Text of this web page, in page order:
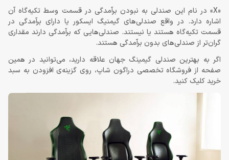
«X» در نام این صندلی به نبودن برآمدگی در قسمت وسط تکیه‌گاه آن
اشاره دارد. در واقع صندلی‌های گیمنیگ ایسکور یا دارای برآمدگی در
قسمت تکیه‌گاه هستند یا نیستند. صندلی‌هایی که برآمدگی دارند مقداری
گران‌تر از صندلی‌های بدون برآمدگی هستند.
اگر به بهترین صندلی گیمینگ جهان علاقه دارید، می‌توانید در همین
صفحه از فروشگاه تخصصی دراگون شاپ، روی گزینه‌ی افزودن به سبد
خرید کلیک کنید.